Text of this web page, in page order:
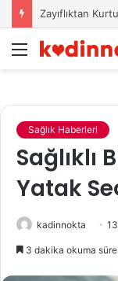
Zayıflıktan
Menü
Sağlık Haberleri
Sağlıklı
Yatak
kadinnokta
3 dakika okuma